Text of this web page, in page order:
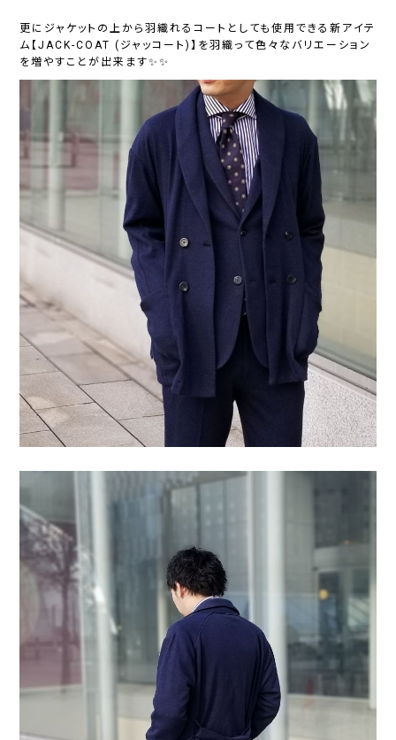
更にジャケットの上から羽織れるコートとしても使用できる新アイテ
ム【JACK-COAT (ジャッコート)】を羽織って色々なバリエーション
を増やすことが出来ます✨✨